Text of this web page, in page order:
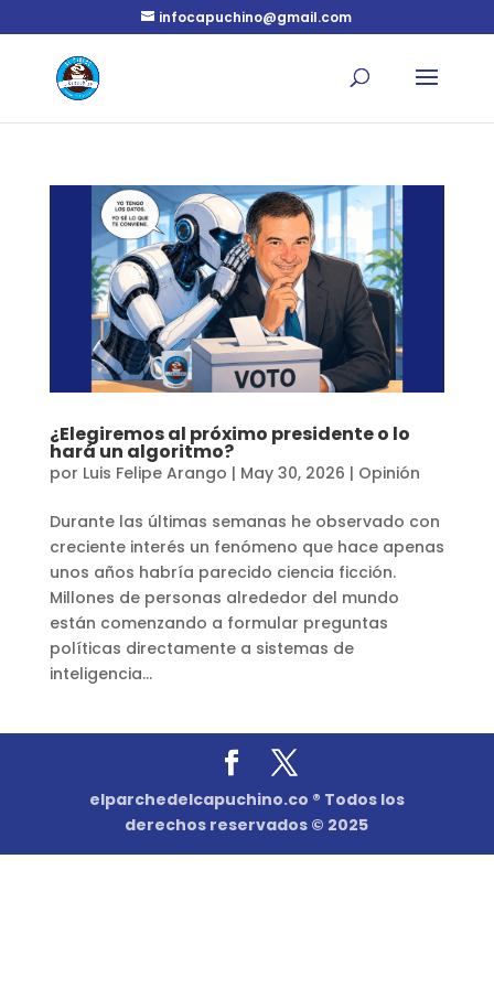
infocapuchino@gmail.com
¿Elegiremos al próximo presidente o lo
hará un algoritmo?
por Luis Felipe Arango | May 30, 2026 | Opinión
Durante las últimas semanas he observado con
creciente interés un fenómeno que hace apenas
unos años habría parecido ciencia ficción.
Millones de personas alrededor del mundo
están comenzando a formular preguntas
políticas directamente a sistemas de
inteligencia...
elparchedelcapuchino.co ® Todos los
derechos reservados © 2025